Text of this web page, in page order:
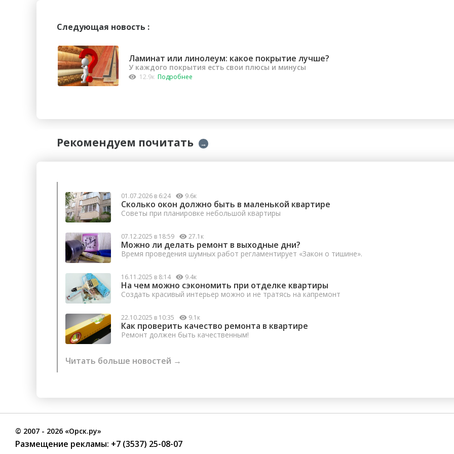
Следующая новость :
Ламинат или линолеум: какое покрытие лучше?
У каждого покрытия есть свои плюсы и минусы
12.9к Подробнее
Рекомендуем почитать →
01.07.2026 в 6:24 9.6к
Сколько окон должно быть в маленькой квартире
Советы при планировке небольшой квартиры
07.12.2025 в 18:59 27.1к
Можно ли делать ремонт в выходные дни?
Время проведения шумных работ регламентирует «Закон о тишине».
16.11.2025 в 8:14 9.4к
На чем можно сэкономить при отделке квартиры
Создать красивый интерьер можно и не тратясь на капремонт
22.10.2025 в 10:35 9.1к
Как проверить качество ремонта в квартире
Ремонт должен быть качественным!
Читать больше новостей →
© 2007 - 2026 «Орск.ру»
Размещение рекламы: +7 (3537) 25-08-07